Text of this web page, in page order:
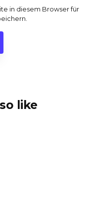
in diesem Browser für
like